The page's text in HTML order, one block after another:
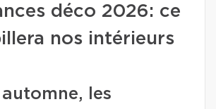
déco 2026: ce
nos intérieurs
les